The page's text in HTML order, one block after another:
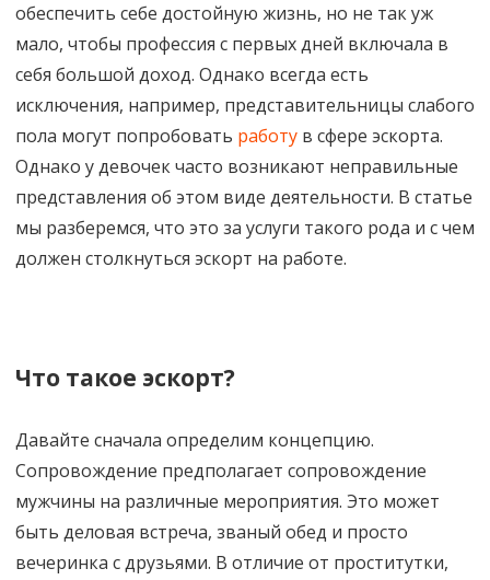
стать
обеспечить себе достойную жизнь, но не так уж
мало, чтобы профессия с первых дней включала в
себя большой доход. Однако всегда есть
исключения, например, представительницы слабого
пола могут попробовать работу в сфере эскорта.
Однако у девочек часто возникают неправильные
представления об этом виде деятельности. В статье
мы разберемся, что это за услуги такого рода и с чем
должен столкнуться эскорт на работе.
Что такое эскорт?
Давайте сначала определим концепцию.
Сопровождение предполагает сопровождение
мужчины на различные мероприятия. Это может
быть деловая встреча, званый обед и просто
вечеринка с друзьями. В отличие от проститутки,